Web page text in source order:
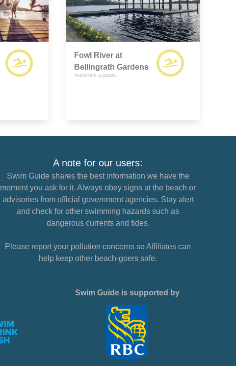
Fowl River at
Bellingrath Gardens
THEODORE, ALABAMA
A note for our users:
Swim Guide shares the best information we have the
moment you ask for it. Always obey signs at the beach or
advisories from official government agencies. Stay alert
and check for other swimming hazards such as
dangerous currents and tides.
Please report your pollution concerns so Affiliates can
help keep other beach-goers safe.
Swim Guide is supported by